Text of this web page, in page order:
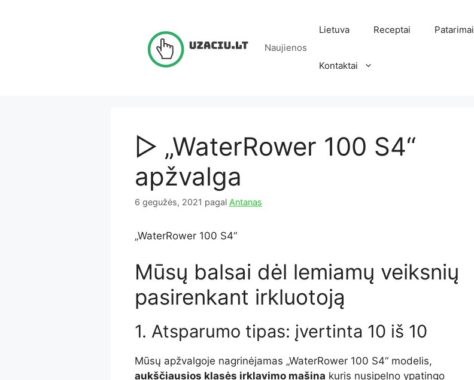
Naujienos
Lietuva Receptai Patarimai
Kontaktai
▷ „WaterRower 100 S4“
apžvalga
6 gegužės, 2021 pagal Antanas
„WaterRower 100 S4“
Mūsų balsai dėl lemiamų veiksnių
pasirenkant irkluotoją
1. Atsparumo tipas: įvertinta 10 iš 10
Mūsų apžvalgoje nagrinėjamas „WaterRower 100 S4“ modelis,
aukščiausios klasės irklavimo mašina kuris nusipelno ypatingo